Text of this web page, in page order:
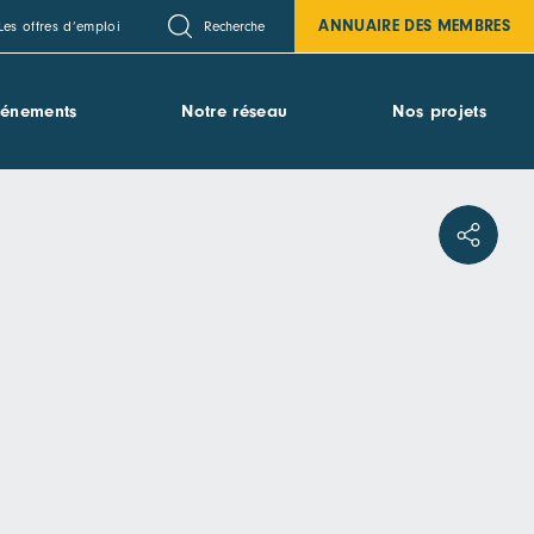
Les offres d’emploi Recherche ANNUAIRE DES MEMBRES
Notre réseau Nos projets